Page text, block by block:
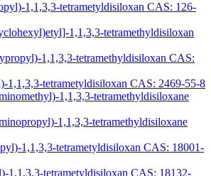
1,1,3,3-tetrametyldisiloxan CAS: 126-
1,1,3,3-tetramethyldisiloxan
1,1,3,3-tetramethyldisiloxan CAS:
1,1,3,3-tetrametyldisiloxan CAS: 2469-55-8
1,1,3,3-tetramethyldisiloxane
1,1,3,3-tetramethyldisiloxane
1,1,3,3-tetrametyldisiloxan CAS: 18001-
1,1,3,3-tetrametyldisiloxan CAS: 18132-